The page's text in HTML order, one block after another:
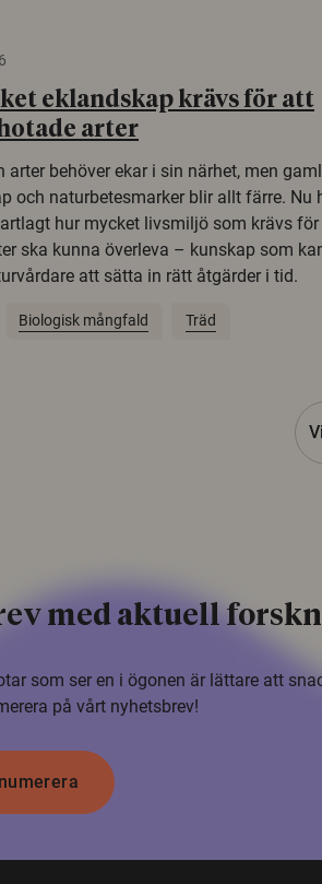
eklandskap krävs för att
arter
arter behöver ekar i sin närhet, men
och naturbetesmarker blir allt färre. Nu
hur mycket livsmiljö som krävs
ska kunna överleva – kunskap som
att sätta in rätt åtgärder i tid.
Biologisk mångfald Träd
med aktuell
som ser en i ögonen är lättare att
på vårt nyhetsbrev!